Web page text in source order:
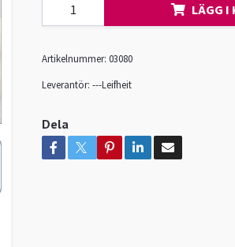
LÄGG I
Artikelnummer: 03080
Leverantör: ---Leifheit
Dela